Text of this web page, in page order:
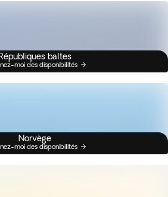
baltes
moi des disponibilités
Norvège
moi des disponibilités